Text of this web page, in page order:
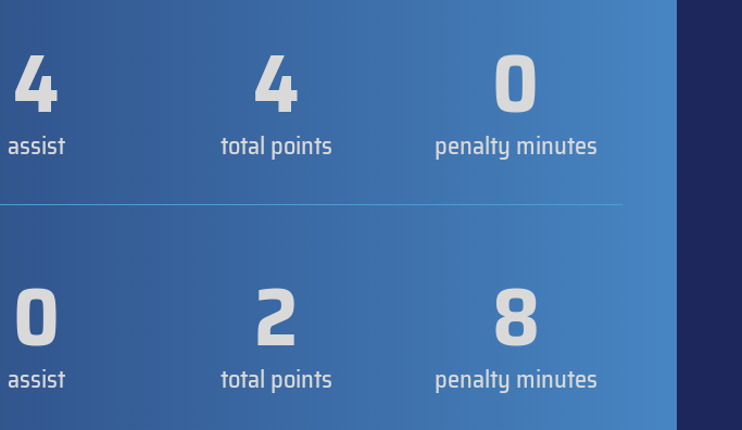
4
assist 4
total points 0
penalty minutes
0
assist 2
total points 8
penalty minutes